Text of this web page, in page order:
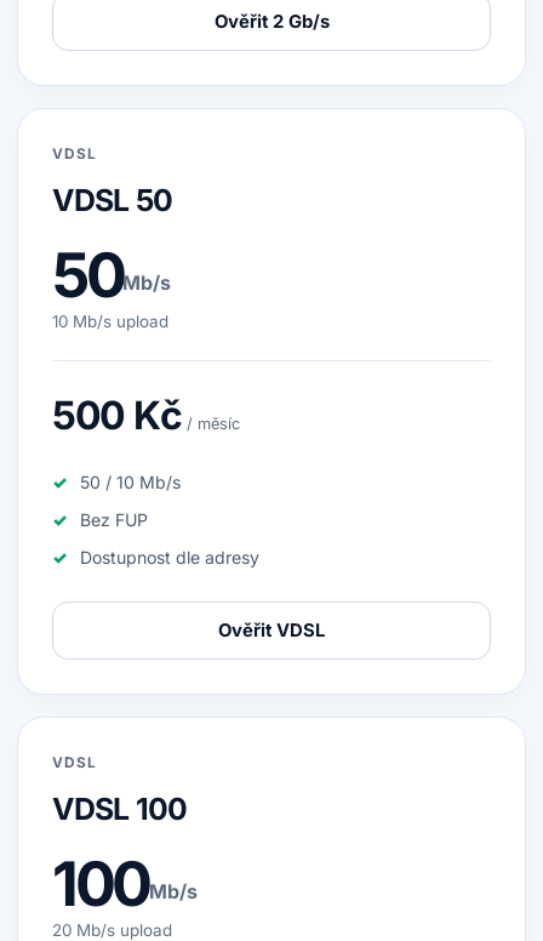
Ověřit 2 Gb/s
VDSL
VDSL 50
50Mb/s
10 Mb/s upload
500 Kč / měsíc
50 / 10 Mb/s
Bez FUP
Dostupnost dle adresy
Ověřit VDSL
VDSL
VDSL 100
100Mb/s
20 Mb/s upload